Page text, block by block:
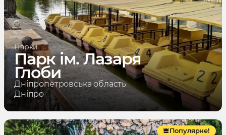
Парки
Парк ім. Лазаря
Глоби
Дніпропетровська область
Дніпро
Популярне!